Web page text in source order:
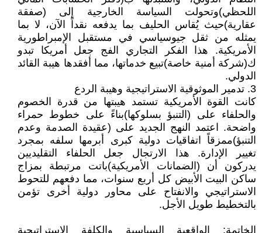
اللحظي)وتحولت السياسة الخارجية إلى (صفقة
عقارية)حيث يُقاس الحليف بما يدفعه نقداً الآن، لا بما
يمثله من ثقل جيوسياسي في مستقبل الإمبراطورية
الأمريكية. هذا الفكر التجاري الفج جعل أمريكا تبدو
ك(شركة أمنية خاصة)تبيع خدماتها، مما أفقدها هيبة القائد
الدولي.
3. تدمير الموثوقية الاستراتيجية وهيبة الردع
كانت القوة الأمريكية تستمد هيبتها من قدرة الخصوم
والحلفاء على (التنبؤ بسلوكها)بناءً على خطوط حمراء
واضحة. اعتمد النهج الجديد على (عقيدة الصدمة وعدم
التنبؤ)ممزقاً اتفاقيات دولية كبرى أبرمها سلفه بمجرد
تغيير الإدارة. هذا الارتجال جعل الحلفاء التقليديين
يدركون أن (الضمانات الأمريكية)باتت مرتبطة بمزاج
ساكن البيت الأبيض كل أربع سنوات، مما دفعهم للتحوط
الاستراتيجي والانفتاح على محاور دولية أخرى تؤمن
بالتخطيط طويل الأجل.
الخاتمة: الواقعية السياسية والكلفة الاستراتيجية